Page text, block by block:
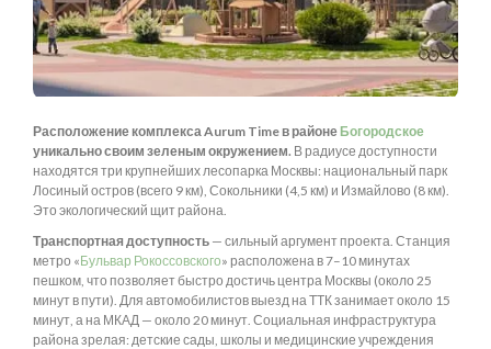
Расположение комплекса Aurum Time в районеБогородское
уникально своим зеленым окружением. В радиусе доступности
находятся три крупнейших лесопарка Москвы: национальный парк
Лосиный остров (всего 9 км), Сокольники (4,5 км) и Измайлово (8 км).
Это экологический щит района.
Транспортная доступность — сильный аргумент проекта. Станция
метро «Бульвар Рокоссовского» расположена в 7–10 минутах
пешком, что позволяет быстро достичь центра Москвы (около 25
минут в пути). Для автомобилистов выезд на ТТК занимает около 15
минут, а на МКАД — около 20 минут. Социальная инфраструктура
района зрелая: детские сады, школы и медицинские учреждения